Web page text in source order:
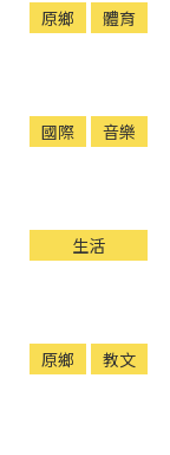
原鄉 體育
國際 音樂
生活
原鄉 教文